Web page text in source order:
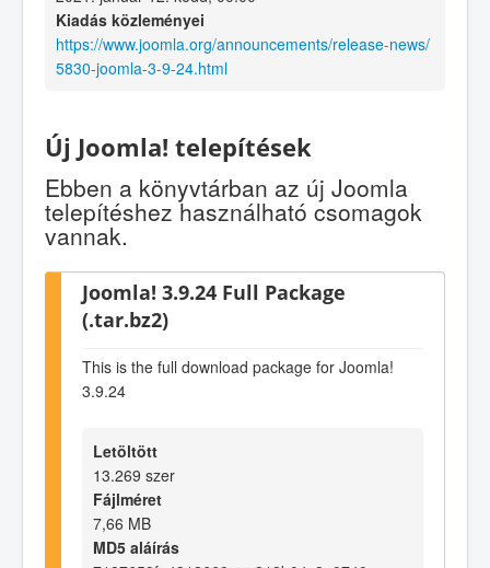
Kiadás közleményei
https://www.joomla.org/announcements/release-news/
5830-joomla-3-9-24.html
Új Joomla! telepítések
Ebben a könyvtárban az új Joomla
telepítéshez használható csomagok
vannak.
Joomla! 3.9.24 Full Package
(.tar.bz2)
This is the full download package for Joomla!
3.9.24
Letöltött
13.269 szer
Fájlméret
7,66 MB
MD5 aláírás